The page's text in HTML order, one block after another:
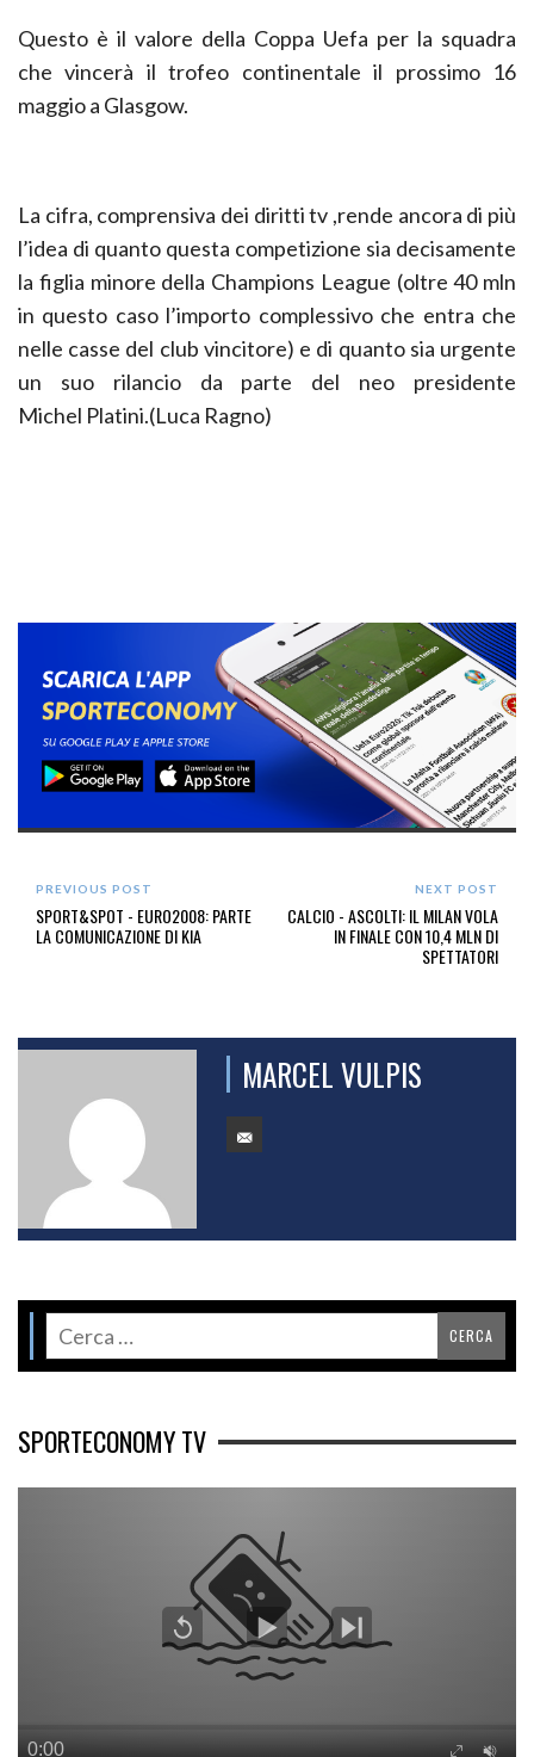
Questo è il valore della Coppa Uefa per la squadra
che vincerà il trofeo continentale il prossimo 16
maggio a Glasgow.
La cifra, comprensiva dei diritti tv ,rende ancora di più
l’idea di quanto questa competizione sia decisamente
la figlia minore della Champions League (oltre 40 mln
in questo caso l’importo complessivo che entra che
nelle casse del club vincitore) e di quanto sia urgente
un suo rilancio da parte del neo presidente
Michel Platini.(Luca Ragno)
PREVIOUS POST
SPORT&SPOT - EURO2008: PARTE
LA COMUNICAZIONE DI KIA
NEXT POST
CALCIO - ASCOLTI: IL MILAN VOLA
IN FINALE CON 10,4 MLN DI
SPETTATORI
MARCEL VULPIS
SPORTECONOMY TV